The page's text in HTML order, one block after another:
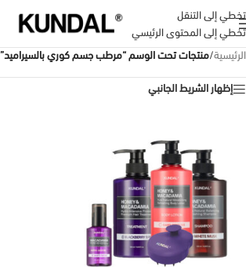
تخطي إلى التنقل
تخطي إلى المحتوى الرئيسي
الرئيسية/منتجات تحت الوسم “مرطب جسم كوري بالسيراميد”
إظهار الشريط الجانبي